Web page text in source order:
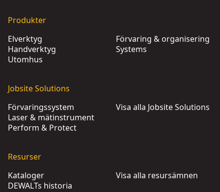
Produkter
Elverktyg
Handverktyg
Utomhus
Förvaring & organisering
Systems
Jobsite Solutions
Förvaringssystem
Laser & mätinstrument
Perform & Protect
Visa alla Jobsite Solutions
Resurser
Kataloger
DEWALTs historia
Visa alla resursämnen